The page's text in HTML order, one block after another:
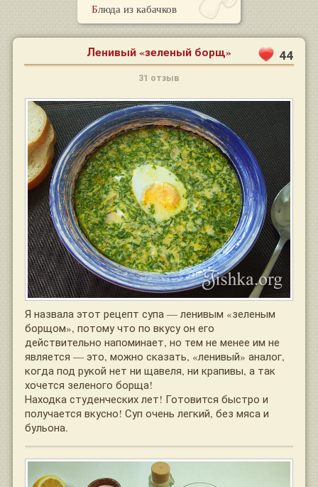
Блюда из кабачков
Ленивый «зеленый борщ» 44
31 отзыв
Я назвала этот рецепт супа — ленивым «зеленым
борщом», потому что по вкусу он его
действительно напоминает, но тем не менее им не
является — это, можно сказать, «ленивый» аналог,
когда под рукой нет ни щавеля, ни крапивы, а так
хочется зеленого борща!
Находка студенческих лет! Готовится быстро и
получается вкусно! Суп очень легкий, без мяса и
бульона.